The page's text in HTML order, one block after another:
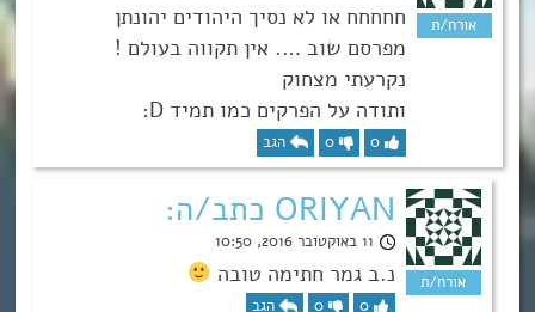
חחחחח או לא נסיך היהודים יהונתן
מפרסם שוב …. אין תקווה בעולם !
נקרעתי מצחוק
ותודה על הפרקים כמו תמיד D:
0
0 הגב
ORIYAN כתב/ה:
11 באוקטובר 2016, 10:50
נ.ב גמר חתימה טובה
0
0 הגב